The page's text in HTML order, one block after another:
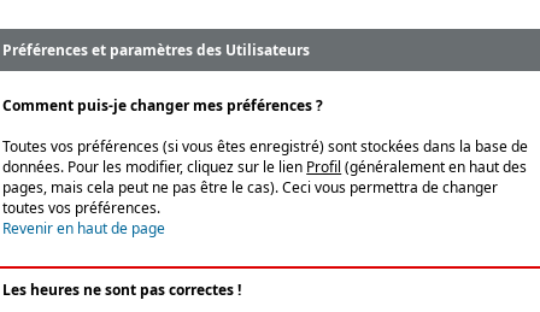
Préférences et paramètres des Utilisateurs
Comment puis-je changer mes préférences ?
Toutes vos préférences (si vous êtes enregistré) sont stockées dans la base de
données. Pour les modifier, cliquez sur le lien Profil (généralement en haut des
pages, mais cela peut ne pas être le cas). Ceci vous permettra de changer
toutes vos préférences.
Revenir en haut de page
Les heures ne sont pas correctes !